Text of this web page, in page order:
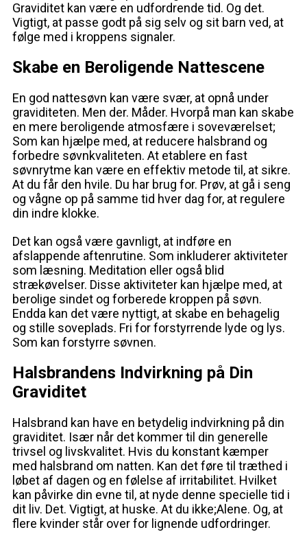
Graviditet kan være en udfordrende tid. Og det.
Vigtigt, at passe godt på sig selv og sit barn ved, at
følge med i kroppens signaler.
Skabe en Beroligende Nattescene
En god nattesøvn kan være svær, at opnå under
graviditeten. Men der. Måder. Hvorpå man kan skabe
en mere beroligende atmosfære i soveværelset;
Som kan hjælpe med, at reducere halsbrand og
forbedre søvnkvaliteten. At etablere en fast
søvnrytme kan være en effektiv metode til, at sikre.
At du får den hvile. Du har brug for. Prøv, at gå i seng
og vågne op på samme tid hver dag for, at regulere
din indre klokke.
Det kan også være gavnligt, at indføre en
afslappende aftenrutine. Som inkluderer aktiviteter
som læsning. Meditation eller også blid
strækøvelser. Disse aktiviteter kan hjælpe med, at
berolige sindet og forberede kroppen på søvn.
Endda kan det være nyttigt, at skabe en behagelig
og stille soveplads. Fri for forstyrrende lyde og lys.
Som kan forstyrre søvnen.
Halsbrandens Indvirkning på Din
Graviditet
Halsbrand kan have en betydelig indvirkning på din
graviditet. Især når det kommer til din generelle
trivsel og livskvalitet. Hvis du konstant kæmper
med halsbrand om natten. Kan det føre til træthed i
løbet af dagen og en følelse af irritabilitet. Hvilket
kan påvirke din evne til, at nyde denne specielle tid i
dit liv. Det. Vigtigt, at huske. At du ikke;Alene. Og, at
flere kvinder står over for lignende udfordringer.